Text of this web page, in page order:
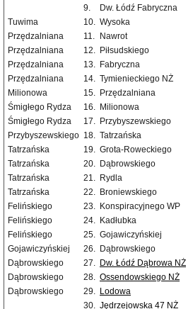
9.
Dw. Łódź Fabryczna
Tuwima
10. Wysoka
Przędzalniana
11.
Nawrot
Przędzalniana
12. Piłsudskiego
Przędzalniana
13. Fabryczna
Przędzalniana
14. Tymienieckiego NŻ
Milionowa
15. Przędzalniana
Śmigłego Rydza
16. Milionowa
Śmigłego Rydza
17. Przybyszewskiego
Przybyszewskiego 18. Tatrzańska
Tatrzańska
19. Grota-Roweckiego
Tatrzańska
20. Dąbrowskiego
Tatrzańska
21. Rydla
Tatrzańska
22. Broniewskiego
Felińskiego
23. Konspiracyjnego WP
Felińskiego
24. Kadłubka
Felińskiego
25. Gojawiczyńskiej
Gojawiczyńskiej
26. Dąbrowskiego
Dąbrowskiego
27. Dw. Łódź Dąbrowa NŻ
Dąbrowskiego
28. Ossendowskiego NŻ
Dąbrowskiego
29. Lodowa
30. Jędrzejowska 47 NŻ